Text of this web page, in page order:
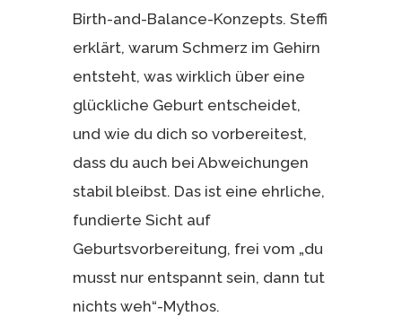
Birth-and-Balance-Konzepts. Steffi
erklärt, warum Schmerz im Gehirn
entsteht, was wirklich über eine
glückliche Geburt entscheidet,
und wie du dich so vorbereitest,
dass du auch bei Abweichungen
stabil bleibst. Das ist eine ehrliche,
fundierte Sicht auf
Geburtsvorbereitung, frei vom „du
musst nur entspannt sein, dann tut
nichts weh“-Mythos.